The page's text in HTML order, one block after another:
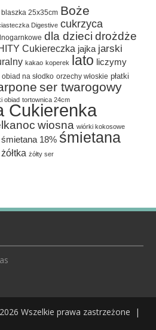
blaszka 25x35cm Boże
Digestive cukrzyca
dla dzieci drożdże
Cukiereczka jajka jarski
kakao koperek lato liczymy
obiad na słodko orzechy włoskie płatki
ser twarogowy
obiad tortownica 24cm
Cukierenka
wiosna wiórki kokosowe
śmietana 18% śmietana
żółtka żółty ser
Wszelkie prawa zastrzeżone |